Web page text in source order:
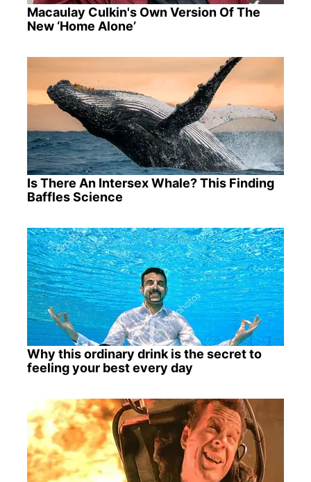
Macaulay Culkin's Own Version Of The
New ‘Home Alone’
Is There An Intersex Whale? This Finding
Baffles Science
Why this ordinary drink is the secret to
feeling your best every day